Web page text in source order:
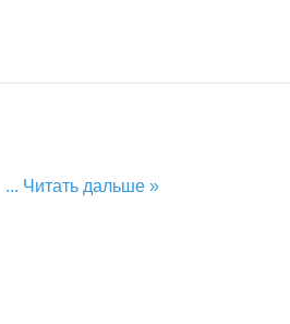
... Читать дальше »